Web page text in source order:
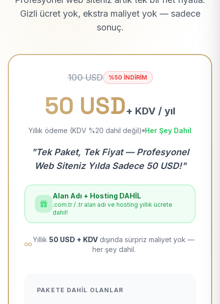
Gizli ücret yok, ekstra maliyet yok — sadece
sonuç.
100 USD %50 İNDİRİM
50 USD+ KDV / yıl
Yıllık ödeme (KDV %20 dahil değil) Her Şey Dahil
"Tek Paket, Tek Fiyat — Profesyonel
Web Siteniz Yılda Sadece 50 USD!"
Alan Adı + Hosting DAHİL
.com.tr / .tr alan adı ve hosting yıllık ücrete
dahil!
Yıllık 50 USD + KDV dışında sürpriz maliyet yok —
her şey dahil.
PAKETE DAHIL OLANLAR